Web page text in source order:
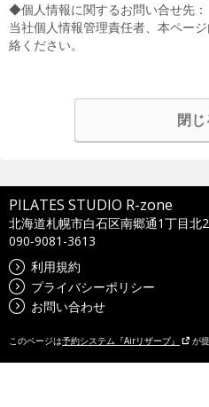
◆個人情報に関するお問い合せ先：
当社個人情報管理責任者、本ペー
絡ください。
閉じ
PILATES STUDIO R-zone
北海道札幌市白石区南郷通1丁目
090-9081-3613
利用規約
プライバシーポリシー
お問い合わせ
このページは予約システム『Airリザーブ』 が